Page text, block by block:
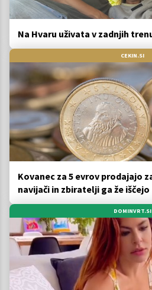
Na Hvaru uživata v zadnjih
CEKIN.SI
Kovanec za 5 evrov prodajajo
navijači in zbiratelji ga že iščejo
DOMINVRT.SI